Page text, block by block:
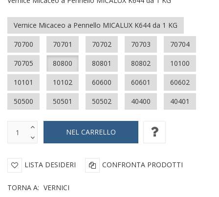
Vernice Micaceo a Pennello MICALUX K644 da 1 KG
70700 70701 70702 70703 70704
70705 80800 80801 80802 10100
10101 10102 60600 60601 60602
50500 50501 50502 40400 40401
LISTA DESIDERI CONFRONTA PRODOTTI
TORNA A: VERNICI